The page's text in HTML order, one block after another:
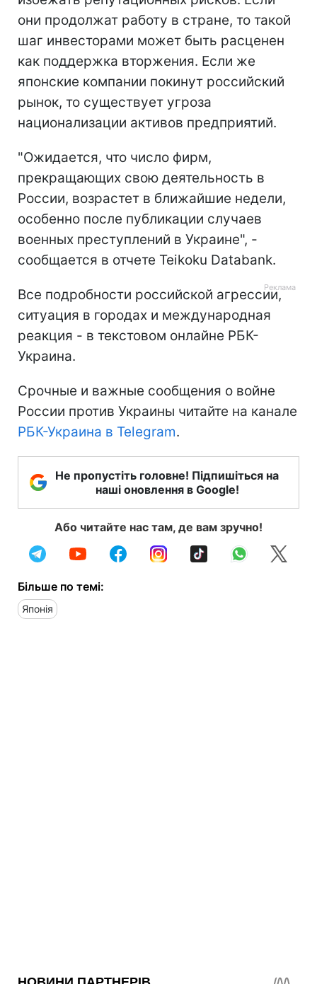
они продолжат работу в стране, то такой
шаг инвесторами может быть расценен
как поддержка вторжения. Если же
японские компании покинут российский
рынок, то существует угроза
национализации активов предприятий.
"Ожидается, что число фирм,
прекращающих свою деятельность в
России, возрастет в ближайшие недели,
особенно после публикации случаев
военных преступлений в Украине", -
сообщается в отчете Teikoku Databank.
Все подробности российской агрессии,
ситуация в городах и международная
реакция - в текстовом онлайне РБК-
Украина.
Срочные и важные сообщения о войне
России против Украины читайте на канале
РБК-Украина в Telegram.
Не пропустіть головне! Підпишіться на
наші оновлення в Google!
Або читайте нас там, де вам зручно!
Більше по темі:
Японія